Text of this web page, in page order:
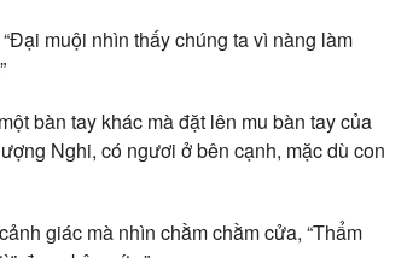
muội nhìn thấy chúng ta vì nàng làm
bàn tay khác mà đặt lên mu bàn tay của
Nghi, có ngươi ở bên cạnh, mặc dù con
giác mà nhìn chằm chằm cửa, “Thẩm